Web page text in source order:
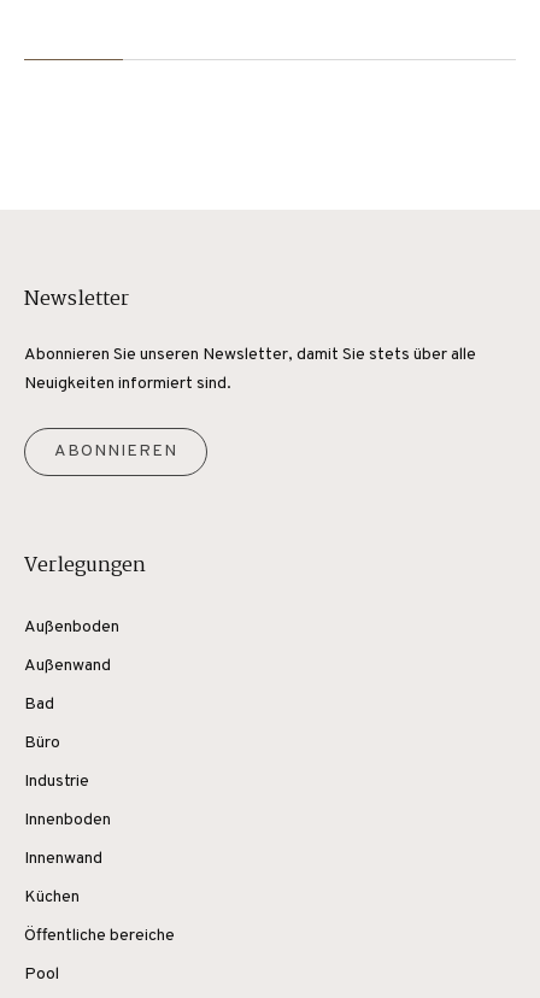
Newsletter
Abonnieren Sie unseren Newsletter, damit Sie stets über alle
Neuigkeiten informiert sind.
ABONNIEREN
Verlegungen
Außenboden
Außenwand
Bad
Büro
Industrie
Innenboden
Innenwand
Küchen
Öffentliche bereiche
Pool